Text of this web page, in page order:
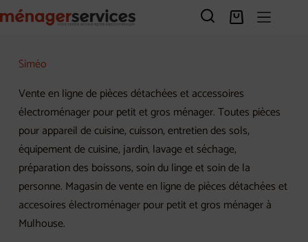
au
Panier
Siméo
Vente en ligne de pièces détachées et accessoires
électroménager pour petit et gros ménager. Toutes pièces
pour appareil de cuisine, cuisson, entretien des sols,
équipement de cuisine, jardin, lavage et séchage,
préparation des boissons, soin du linge et soin de la
personne. Magasin de vente en ligne de pièces détachées et
accesoires électroménager pour petit et gros ménager à
Mulhouse.